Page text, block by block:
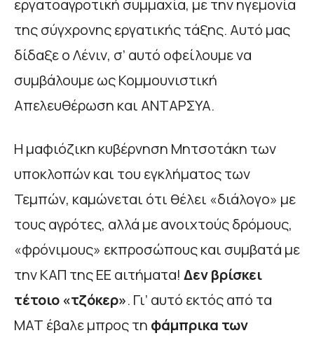
εργατοαγροτική συμμαχία, με την ηγεμονία
της σύγχρονης εργατικής τάξης. Αυτό μας
δίδαξε ο Λένιν, σ’ αυτό οφείλουμε να
συμβάλουμε ως Κομμουνιστική
Απελευθέρωση και ΑΝΤΑΡΣΥΑ.
Η μαφιόζικη κυβέρνηση Μητσοτάκη των
υποκλοπών και του εγκλήματος των
Τεμπών, καμώνεται ότι θέλει «διάλογο» με
τους αγρότες, αλλά με ανοιχτούς δρόμους,
«φρόνιμους» εκπροσώπους και συμβατά με
την ΚΑΠ της ΕΕ αιτήματα! Δεν βρίσκει
τέτοιο «τζόκερ». Γι’ αυτό εκτός από τα
ΜΑΤ έβαλε μπρος τη φάμπρικα των